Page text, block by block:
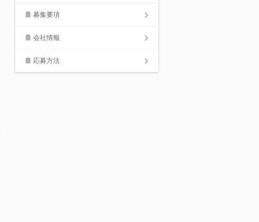
募集要項
会社情報
応募方法